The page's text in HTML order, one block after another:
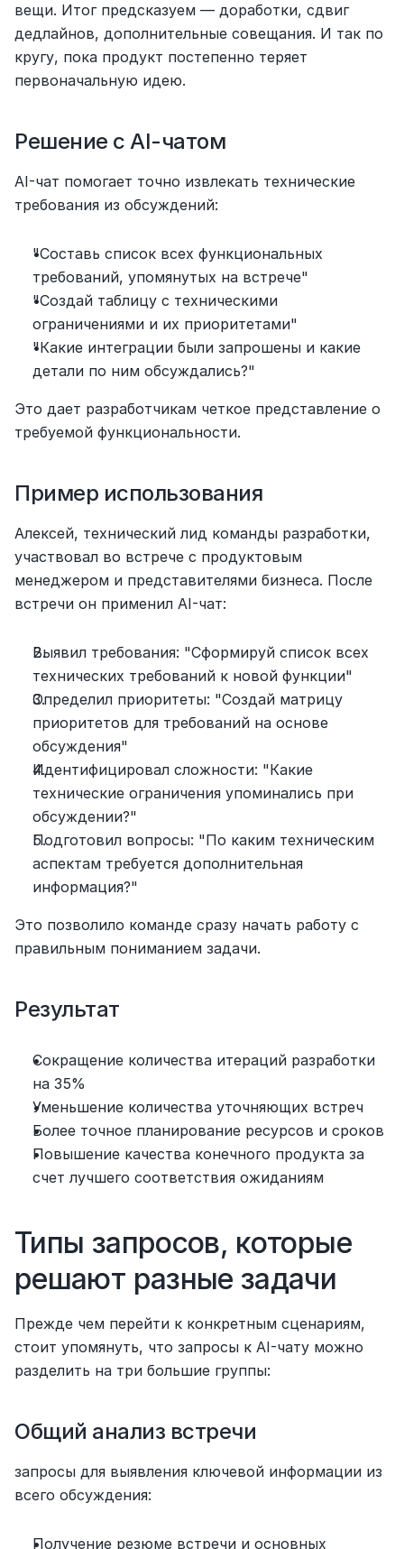
вещи. Итог предсказуем — доработки, сдвиг
дедлайнов, дополнительные совещания. И так по
кругу, пока продукт постепенно теряет
первоначальную идею.
Решение с AI-чатом
AI-чат помогает точно извлекать технические
требования из обсуждений:
"Составь список всех функциональных
требований, упомянутых на встрече"
"Создай таблицу с техническими
ограничениями и их приоритетами"
"Какие интеграции были запрошены и какие
детали по ним обсуждались?"
Это дает разработчикам четкое представление о
требуемой функциональности.
Пример использования
Алексей, технический лид команды разработки,
участвовал во встрече с продуктовым
менеджером и представителями бизнеса. После
встречи он применил AI-чат:
Выявил требования: "Сформируй список всех
технических требований к новой функции"
Определил приоритеты: "Создай матрицу
приоритетов для требований на основе
обсуждения"
Идентифицировал сложности: "Какие
технические ограничения упоминались при
обсуждении?"
Подготовил вопросы: "По каким техническим
аспектам требуется дополнительная
информация?"
Это позволило команде сразу начать работу с
правильным пониманием задачи.
Результат
Сокращение количества итераций разработки
на 35%
Уменьшение количества уточняющих встреч
Более точное планирование ресурсов и сроков
Повышение качества конечного продукта за
счет лучшего соответствия ожиданиям
Типы запросов, которые
решают разные задачи
Прежде чем перейти к конкретным сценариям,
стоит упомянуть, что запросы к AI-чату можно
разделить на три большие группы:
Общий анализ встречи
запросы для выявления ключевой информации из
всего обсуждения:
Получение резюме встречи и основных